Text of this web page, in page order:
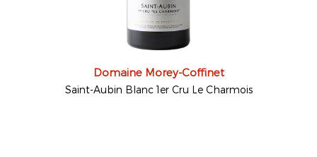
Domaine Morey-Coffinet
Saint-Aubin Blanc 1er Cru Le Charmois